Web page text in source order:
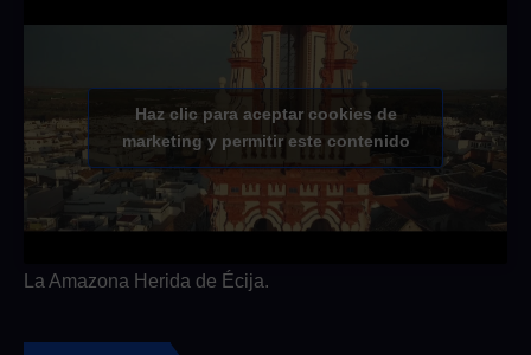
Haz clic para aceptar cookies de
marketing y permitir este contenido
La Amazona Herida de Écija.